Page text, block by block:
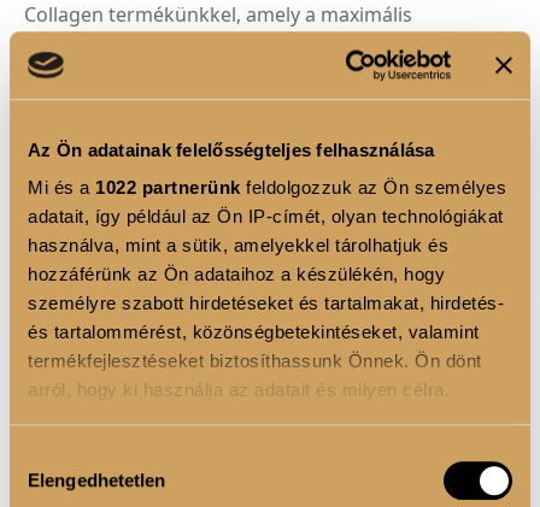
Az Ön adatainak felelősségteljes felhasználása
Mi és a 1022 partnerünk feldolgozzuk az Ön személyes
adatait, így például az Ön IP-címét, olyan technológiákat
használva, mint a sütik, amelyekkel tárolhatjuk és
hozzáférünk az Ön adataihoz a készülékén, hogy
személyre szabott hirdetéseket és tartalmakat, hirdetés-
és tartalommérést, közönségbetekintéseket, valamint
termékfejlesztéseket biztosíthassunk Önnek. Ön dönt
arról, hogy ki használja az adatait és milyen célra.
Információgyűjtés az Ön földrajzi elhelyezkedéséről
kiválasztása
Elengedhetetlen
Collagen termékünkkel, amely a maximális
hatékonyság érdekében kombinálja a kollagént és a
hialuronsavat. Ez a prémium minőségű formulánk
fiatalságát és rugalmasságát kívánják megőrizni.
1
KOSÁRBA
TERMÉKLEÍRÁS
Gyorsan felszívódik
, nemcsak otthon, de akár